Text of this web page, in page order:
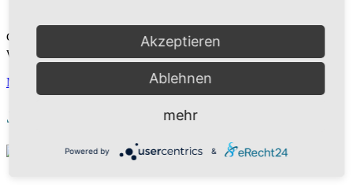
Christliches Fernsehen - spannende Sendungen rund um Gottes
Wort. Die Bibel mit neuen Augen sehen und verstehen.
Mehr
Joel Media Ministry
Akzeptieren
Ablehnen
mehr
Powered by &